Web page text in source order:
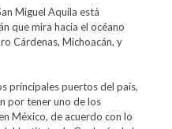
Miguel Aquila está
que mira hacia el océano
Cárdenas, Michoacán, y
principales puertos del país,
por tener uno de los
México, de acuerdo con lo